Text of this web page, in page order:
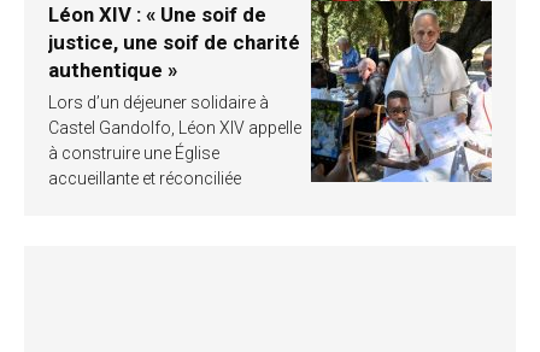
Léon XIV : « Une soif de
justice, une soif de charité
authentique »
Lors d’un déjeuner solidaire à
Castel Gandolfo, Léon XIV appelle
à construire une Église
accueillante et réconciliée